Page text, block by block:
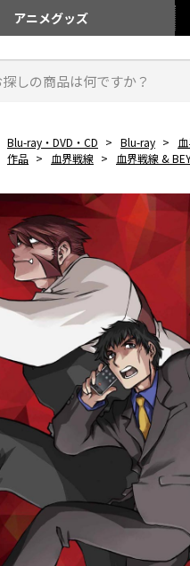
アニメグッズ
Blu-ray・DVD・CD > Blu-ray >
作品 > 血界戦線 > 血界戦線 &